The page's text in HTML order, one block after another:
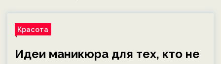
Красота
Идеи маникюра для тех, кто не